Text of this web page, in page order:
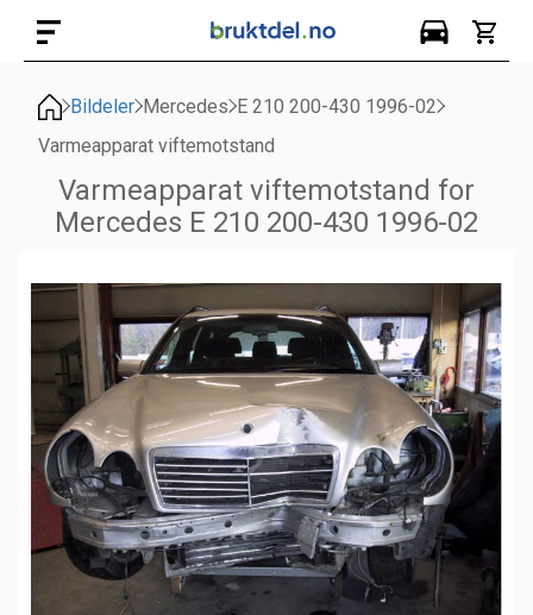
Bildeler Mercedes E 210 200-430 1996-02
Varmeapparat viftemotstand
Varmeapparat viftemotstand for
Mercedes E 210 200-430 1996-02